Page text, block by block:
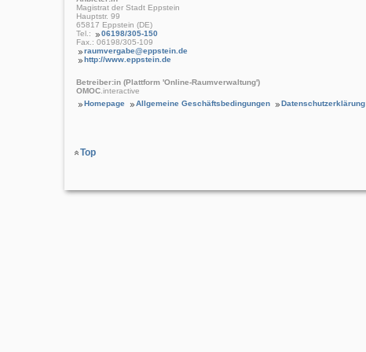
Magistrat der Stadt Eppstein
Hauptstr. 99
65817 Eppstein (DE)
Tel.:
06198/305-150
Fax.: 06198/305-109
raumvergabe@eppstein.de
http://www.eppstein.de
Betreiber:in (Plattform 'Online-Raumverwaltung')
OMOC .interactive
Homepage
Allgemeine Geschäftsbedingungen Datenschutzerklärung
Top